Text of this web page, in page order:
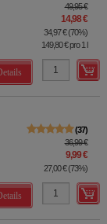
49,95 €
14,98 €
34,97 €(70%)
149,80 €pro 1 l
37
36,99 €
9,99 €
27,00 €(73%)